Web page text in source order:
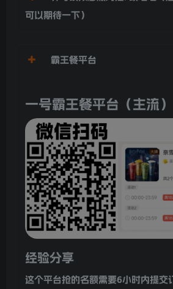
可以期待一下）
霸王餐平台
一号霸王餐平台（主流）
经验分享
这个平台抢的名额需要6小时内提交